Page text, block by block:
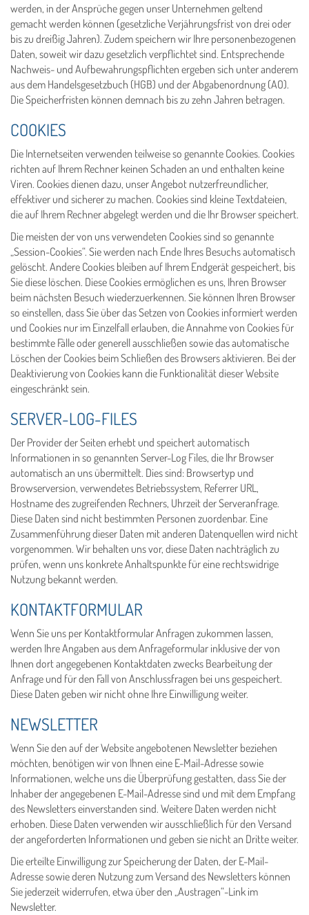
werden, in der Ansprüche gegen unser Unternehmen geltend
gemacht werden können (gesetzliche Verjährungsfrist von drei oder
bis zu dreißig Jahren). Zudem speichern wir Ihre personenbezogenen
Daten, soweit wir dazu gesetzlich verpflichtet sind. Entsprechende
Nachweis- und Aufbewahrungspflichten ergeben sich unter anderem
aus dem Handelsgesetzbuch (HGB) und der Abgabenordnung (AO).
Die Speicherfristen können demnach bis zu zehn Jahren betragen.
COOKIES
Die Internetseiten verwenden teilweise so genannte Cookies. Cookies
richten auf Ihrem Rechner keinen Schaden an und enthalten keine
Viren. Cookies dienen dazu, unser Angebot nutzerfreundlicher,
effektiver und sicherer zu machen. Cookies sind kleine Textdateien,
die auf Ihrem Rechner abgelegt werden und die Ihr Browser speichert.
Die meisten der von uns verwendeten Cookies sind so genannte
„Session-Cookies“. Sie werden nach Ende Ihres Besuchs automatisch
gelöscht. Andere Cookies bleiben auf Ihrem Endgerät gespeichert, bis
Sie diese löschen. Diese Cookies ermöglichen es uns, Ihren Browser
beim nächsten Besuch wiederzuerkennen. Sie können Ihren Browser
so einstellen, dass Sie über das Setzen von Cookies informiert werden
und Cookies nur im Einzelfall erlauben, die Annahme von Cookies für
bestimmte Fälle oder generell ausschließen sowie das automatische
Löschen der Cookies beim Schließen des Browsers aktivieren. Bei der
Deaktivierung von Cookies kann die Funktionalität dieser Website
eingeschränkt sein.
SERVER-LOG-FILES
Der Provider der Seiten erhebt und speichert automatisch
Informationen in so genannten Server-Log Files, die Ihr Browser
automatisch an uns übermittelt. Dies sind: Browsertyp und
Browserversion, verwendetes Betriebssystem, Referrer URL,
Hostname des zugreifenden Rechners, Uhrzeit der Serveranfrage.
Diese Daten sind nicht bestimmten Personen zuordenbar. Eine
Zusammenführung dieser Daten mit anderen Datenquellen wird nicht
vorgenommen. Wir behalten uns vor, diese Daten nachträglich zu
prüfen, wenn uns konkrete Anhaltspunkte für eine rechtswidrige
Nutzung bekannt werden.
KONTAKTFORMULAR
Wenn Sie uns per Kontaktformular Anfragen zukommen lassen,
werden Ihre Angaben aus dem Anfrageformular inklusive der von
Ihnen dort angegebenen Kontaktdaten zwecks Bearbeitung der
Anfrage und für den Fall von Anschlussfragen bei uns gespeichert.
Diese Daten geben wir nicht ohne Ihre Einwilligung weiter.
NEWSLETTER
Wenn Sie den auf der Website angebotenen Newsletter beziehen
möchten, benötigen wir von Ihnen eine E-Mail-Adresse sowie
Informationen, welche uns die Überprüfung gestatten, dass Sie der
Inhaber der angegebenen E-Mail-Adresse sind und mit dem Empfang
des Newsletters einverstanden sind. Weitere Daten werden nicht
erhoben. Diese Daten verwenden wir ausschließlich für den Versand
der angeforderten Informationen und geben sie nicht an Dritte weiter.
Die erteilte Einwilligung zur Speicherung der Daten, der E-Mail-
Adresse sowie deren Nutzung zum Versand des Newsletters können
Sie jederzeit widerrufen, etwa über den „Austragen“-Link im
Newsletter.